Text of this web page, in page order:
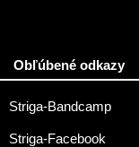
Obľúbené odkazy
Striga-Bandcamp
Striga-Facebook